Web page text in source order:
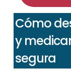
Cómo
y
segura